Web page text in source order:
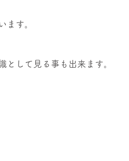
ます。
として見る事も出来ます。